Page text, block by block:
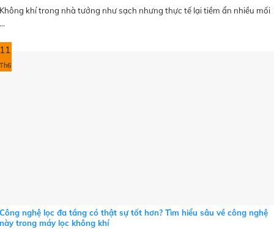
Không khí trong nhà tưởng như sạch nhưng thực tế lại tiềm ẩn nhiều mối
...
11
Th6
Công nghệ lọc đa tầng có thật sự tốt hơn? Tìm hiểu sâu về công nghệ
này trong máy lọc không khí